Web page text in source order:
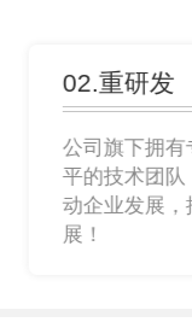
02.重研发
公司旗下拥
平的技术团
动企业发展
展！